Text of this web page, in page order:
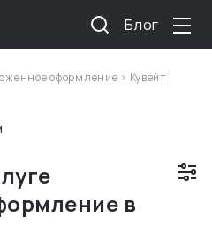
Блог
оформление > Кувейт
в